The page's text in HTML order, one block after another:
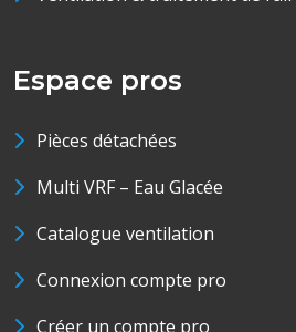
Espace pros
Pièces détachées
Multi VRF – Eau Glacée
Catalogue ventilation
Connexion compte pro
Créer un compte pro